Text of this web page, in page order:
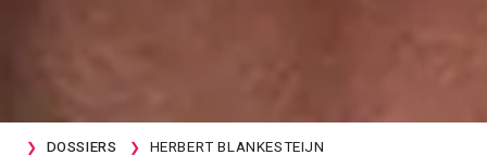
DOSSIERS HERBERT BLANKESTEIJN